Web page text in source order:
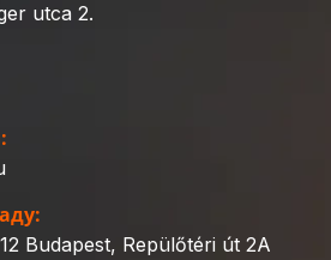
utca 2.
Budapest, Repülőtéri út 2A